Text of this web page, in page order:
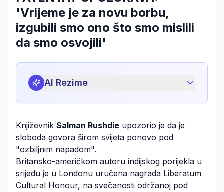
'Vrijeme je za novu borbu,
izgubili smo ono što smo mislili
da smo osvojili'
AI Rezime
Književnik Salman Rushdie upozorio je da je
sloboda govora širom svijeta ponovo pod
"ozbiljnim napadom".
Britansko-američkom autoru indijskog porijekla u
srijedu je u Londonu uručena nagrada Liberatum
Cultural Honour, na svečanosti održanoj pod